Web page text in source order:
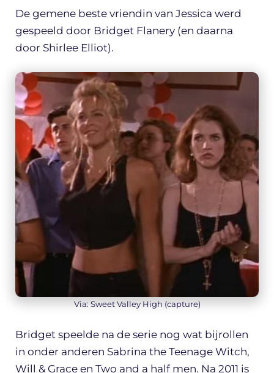
De gemene beste vriendin van Jessica werd
gespeeld door Bridget Flanery (en daarna
door Shirlee Elliot).
Via: Sweet Valley High (capture)
Bridget speelde na de serie nog wat bijrollen
in onder anderen Sabrina the Teenage Witch,
Will & Grace en Two and a half men. Na 2011 is